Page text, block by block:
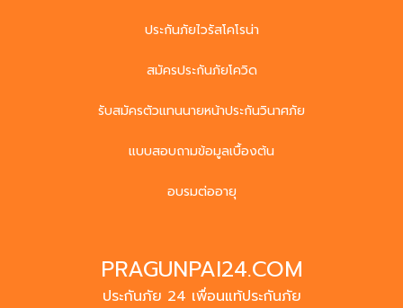
ประกันภัยไวรัสโคโรน่า
สมัครประกันภัยโควิด
รับสมัครตัวแทนนายหน้าประกันวินาศภัย
แบบสอบถามข้อมูลเบื้องต้น
อบรมต่ออายุ
PRAGUNPAI24.COM
ประกันภัย 24 เพื่อนแท้ประกันภัย